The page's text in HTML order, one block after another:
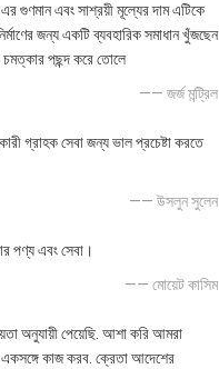
গুণমান এবং সাশ্রয়ী মূল্যের দাম এটিকে
জন্য একটি ব্যবহারিক সমাধান খুঁজছেন
পছন্দ করে তোলে
—— জর্জ মন্ট্রিল
গ্রাহক সেবা জন্য ভাল প্রচেষ্টা করতে
—— উসলুন সুলেন
পণ্য এবং সেবা।
—— মোয়েট কাসিম
অনুযায়ী পেয়েছি. আশা করি আমরা
কাজ করব. ক্রেতা আদেশের